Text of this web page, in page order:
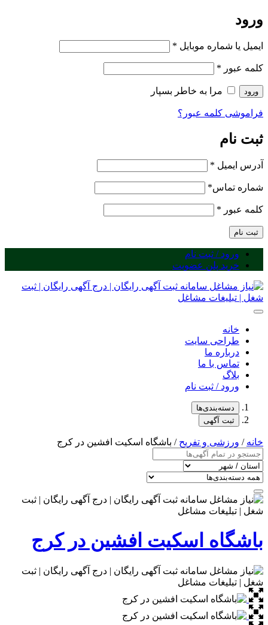
ورود
ایمیل یا شماره موبایل *
کلمه عبور *
ورود مرا به خاطر بسپار
فراموشی کلمه عبور؟
ثبت نام
آدرس ایمیل *
شماره تماس*
کلمه عبور *
ثبت نام
ورود / ثبت نام
خرید پلن عضویت
خانه
طراحی سایت
درباره ما
تماس با ما
بلاگ
ورود / ثبت نام
دسته‌بندی‌ها
ثبت آگهی
خانه/ ورزشی و تفریح/ باشگاه اسکیت افشین در کرج
باشگاه اسکیت افشین در کرج